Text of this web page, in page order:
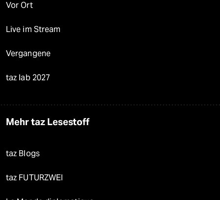
Vor Ort
Live im Stream
Vergangene
taz lab 2027
Mehr taz Lesestoff
taz Blogs
taz FUTURZWEI